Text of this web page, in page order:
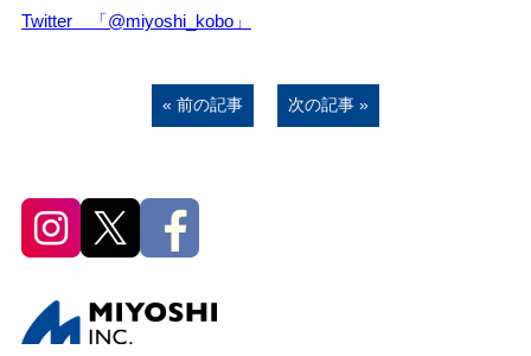
Twitter 「@miyoshi_kobo」
« 前の記事 次の記事 »